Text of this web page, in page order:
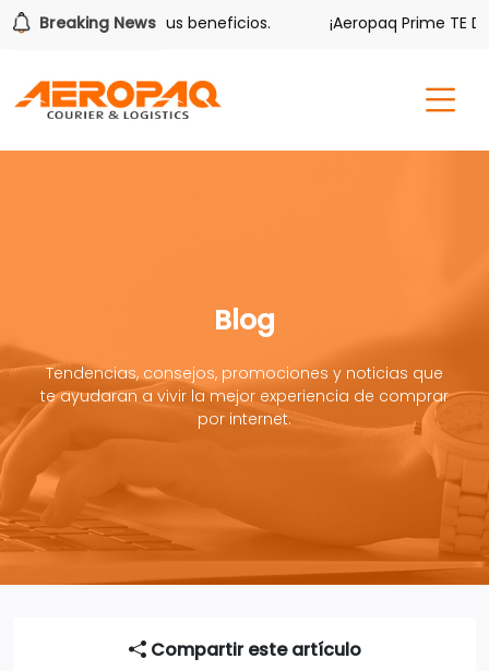
Breaking News
también tiene sus beneficios. ¡Aeropaq Prime TE DA
Blog
Tendencias, consejos, promociones y noticias que
te ayudaran a vivir la mejor experiencia de comprar
por internet.
Compartir este artículo